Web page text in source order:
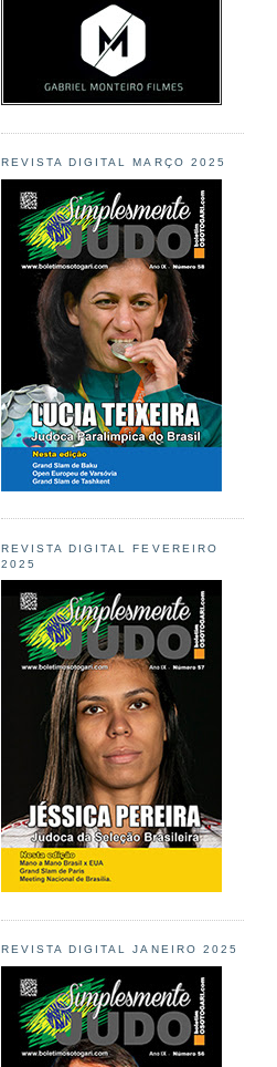
REVISTA DIGITAL MARÇO 2025
REVISTA DIGITAL FEVEREIRO
2025
REVISTA DIGITAL JANEIRO 2025